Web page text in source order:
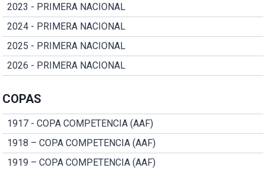
2023 - PRIMERA NACIONAL
2024 - PRIMERA NACIONAL
2025 - PRIMERA NACIONAL
2026 - PRIMERA NACIONAL
COPAS
1917 - COPA COMPETENCIA (AAF)
1918 – COPA COMPETENCIA (AAF)
1919 – COPA COMPETENCIA (AAF)